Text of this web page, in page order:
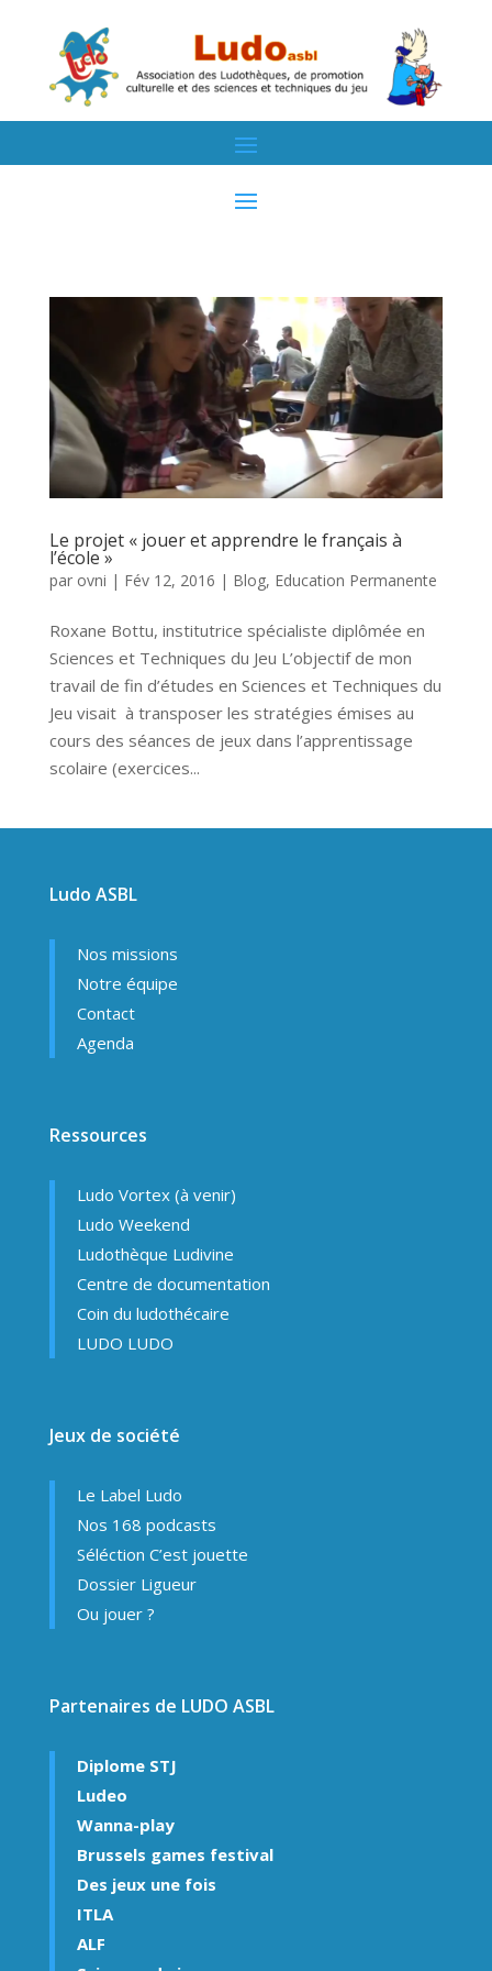
Le projet « jouer et apprendre le français à
l’école »
par ovni | Fév 12, 2016 | Blog, Education Permanente
Roxane Bottu, institutrice spécialiste diplômée en
Sciences et Techniques du Jeu L’objectif de mon
travail de fin d’études en Sciences et Techniques du
Jeu visait à transposer les stratégies émises au
cours des séances de jeux dans l’apprentissage
scolaire (exercices...
Ludo ASBL
Nos missions
Notre équipe
Contact
Agenda
Ressources
Ludo Vortex (à venir)
Ludo Weekend
Ludothèque Ludivine
Centre de documentation
Coin du ludothécaire
LUDO LUDO
Jeux de société
Le Label Ludo
Nos 168 podcasts
Séléction C’est jouette
Dossier Ligueur
Ou jouer ?
Partenaires de LUDO ASBL
Diplome STJ
Ludeo
Wanna-play
Brussels games festival
Des jeux une fois
ITLA
ALF